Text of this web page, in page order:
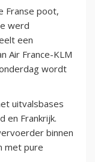
Franse poot,
werd
een
Air France-KLM
wordt
uitvalsbases
en Frankrijk.
binnen
met pure